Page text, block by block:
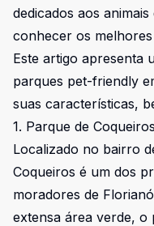
dedicados aos
conhecer os
Este artigo apresenta
parques pet-friendly
suas características,
1. Parque de Coqueiros
Localizado no bairro
Coqueiros é um dos
moradores de
extensa área verde, o